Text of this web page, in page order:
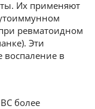
Их применяют
ревматоидном
Эти
в
более